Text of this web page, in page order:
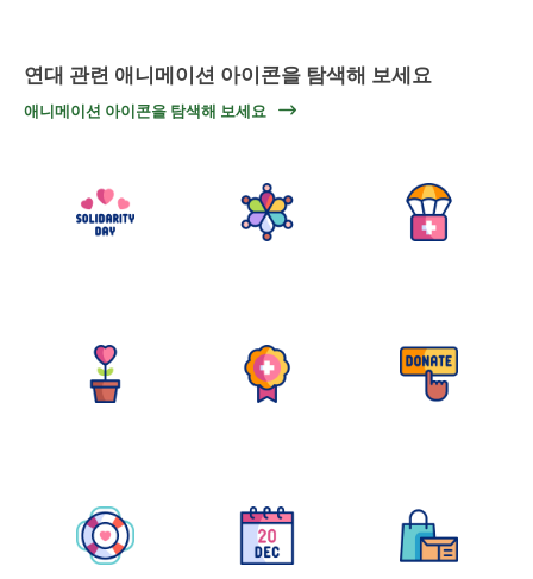
연대 관련 애니메이션 아이콘을 탐색해 보세요
애니메이션 아이콘을 탐색해 보세요